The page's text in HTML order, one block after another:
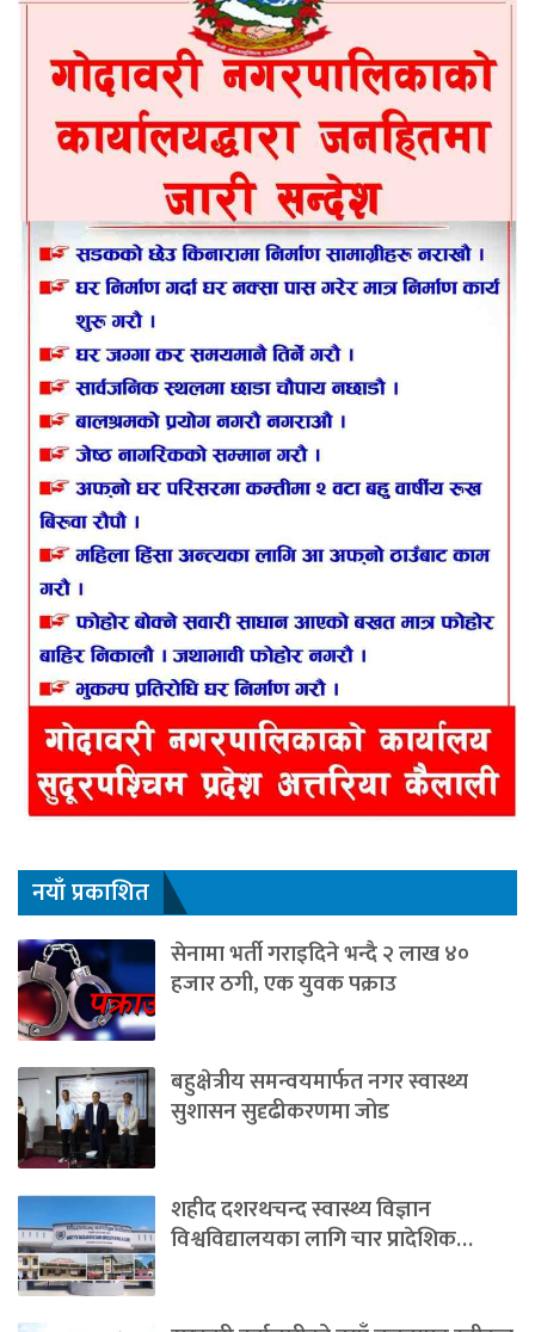
नयाँ प्रकाशित
सेनामा भर्ती गराइदिने भन्दै २ लाख ४०
हजार ठगी, एक युवक पक्राउ
बहुक्षेत्रीय समन्वयमार्फत नगर स्वास्थ्य
सुशासन सुदृढीकरणमा जोड
शहीद दशरथचन्द स्वास्थ्य विज्ञान
विश्वविद्यालयका लागि चार प्रादेशिक…